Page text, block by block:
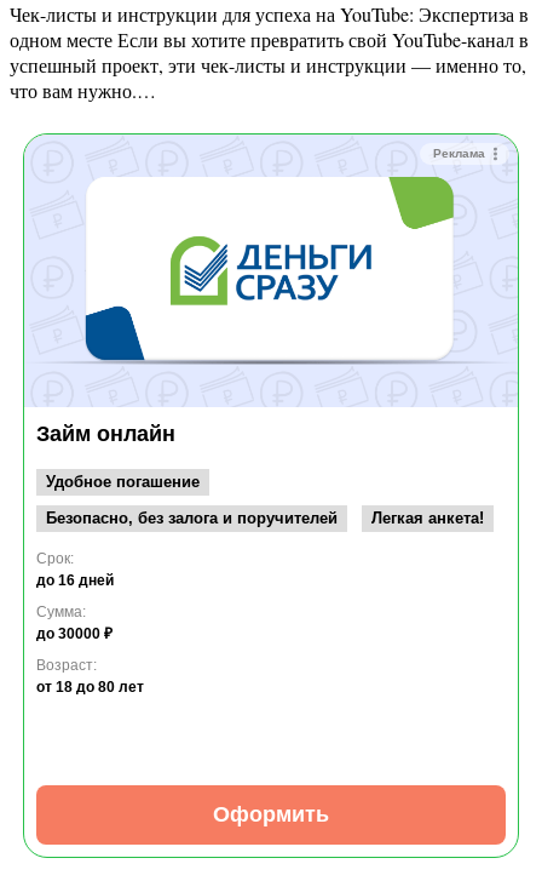
Чек-листы и инструкции для успеха на YouTube: Экспертиза в
одном месте Если вы хотите превратить свой YouTube-канал в
успешный проект, эти чек-листы и инструкции — именно то,
что вам нужно.…
Реклама
Займ онлайн
Удобное погашение
Безопасно, без залога и поручителей
Легкая анкета!
Срок:
до 16 дней
Сумма:
до 30000 ₽
Возраст:
от 18 до 80 лет
Оформить